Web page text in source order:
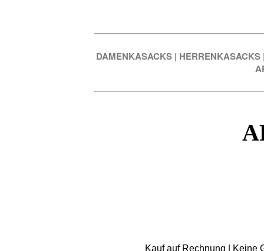
DAMENKASACKS | HERRENKASACKS
Kauf auf Rechnung | Keine